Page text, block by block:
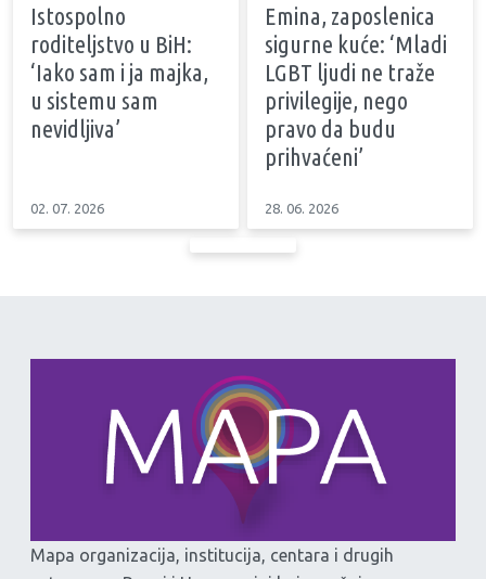
Istospolno
roditeljstvo u BiH:
‘Iako sam i ja majka,
u sistemu sam
nevidljiva’
02. 07. 2026
Emina, zaposlenica
sigurne kuće: ‘Mladi
LGBT ljudi ne traže
privilegije, nego
pravo da budu
prihvaćeni’
28. 06. 2026
Mapa organizacija, institucija, centara i drugih